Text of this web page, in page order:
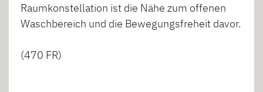
Raumkonstellation ist die Nähe zum offenen
Waschbereich und die Bewegungsfreheit davor.
(470 FR)